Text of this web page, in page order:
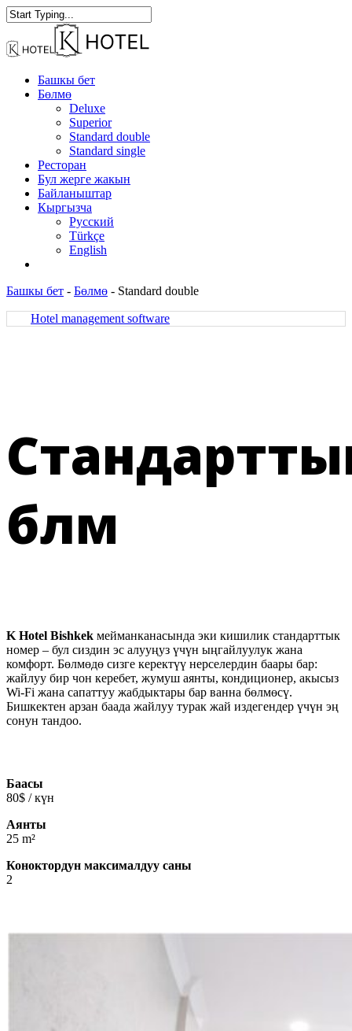
Skip
to
main
content
Search
Menu
Башкы бет
Бөлмө
Deluxe
Superior
Standard double
Standard single
Ресторан
Бул жерге жакын
Байланыштар
Кыргызча
Русский
Türkçe
English
Башкы бет - Бөлмө - Standard double
Hotel management software
бөлмө
K Hotel Bishkek мейманканасында эки кишилик стандарттык
номер – бул сиздин эс алууңуз үчүн ыңгайлуулук жана
комфорт. Бөлмөдө сизге керектүү нерселердин баары бар:
жайлуу бир чон керебет, жумуш аянты, кондиционер, акысыз
Wi-Fi жана сапаттуу жабдыктары бар ванна бөлмөсү.
Бишкектен арзан баада жайлуу турак жай издегендер үчүн эң
сонун тандоо.
Баасы
80$ / күн
Аянты
25 m²
Коноктордун максималдуу саны
2